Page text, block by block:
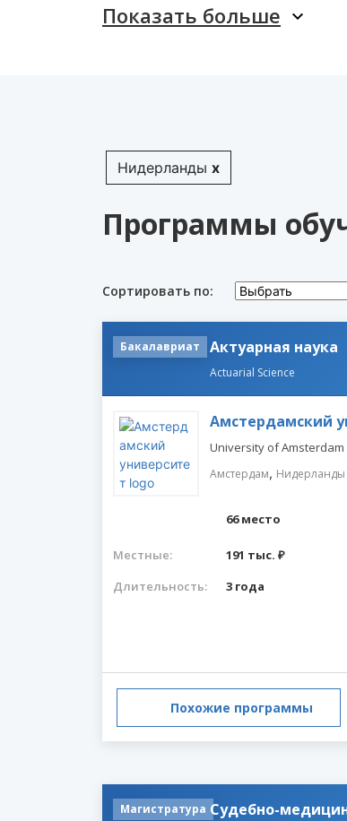
Показать больше
Нидерланды x
Программы
Сортировать по:
Бакалавриат Актуарная наука
Actuarial Science
Амстердамский
University of Amsterdam
Амстердам, Нидерланды
66 место
Местные: 191 тыс. ₽
Длительность:
3 года
Похожие программы
Магистратура Судебно-